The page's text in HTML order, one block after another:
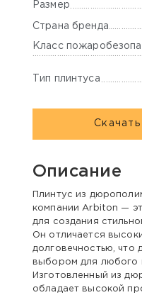
Размер
Страна бренда
Класс
Тип плинтуса
Описание
Плинтус из
компании Arbiton —
для создания
Он отличается
долговечностью, что
выбором для любого
Изготовленный из
обладает высокой